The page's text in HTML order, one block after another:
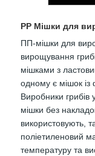
PP Мішки для
ПП-мішки для
вирощування
мішками з
одному є мішок із
Виробники грибів
мішки без
використовують,
поліетиленовий
температуру та